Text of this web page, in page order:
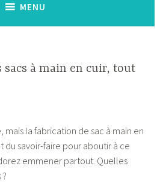
MENU
sacs à main en cuir, tout
mais la fabrication de sac à main en
du savoir-faire pour aboutir à ce
emmener partout. Quelles